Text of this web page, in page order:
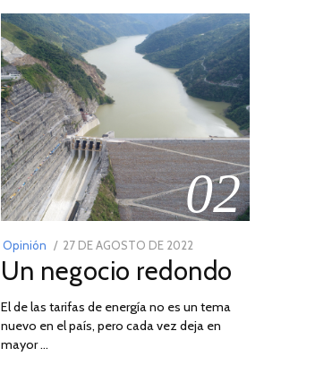
02
Opinión
POSTED
ON
27 DE AGOSTO DE 2022
DE
DE
2022
Un negocio redondo
El de las tarifas de energía no es un tema
nuevo en el país, pero cada vez deja en
mayor …